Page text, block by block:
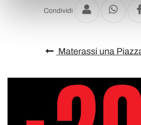
Condividi
Materassi una